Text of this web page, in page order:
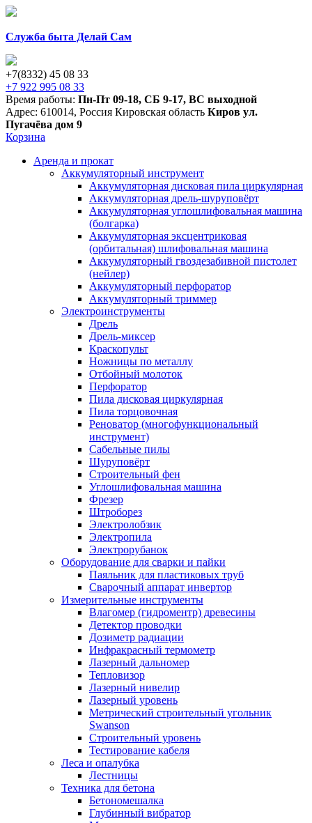
Служба быта Делай Сам
+7(8332) 45 08 33
+7 922 995 08 33
Время работы: Пн-Пт 09-18, СБ 9-17, ВС выходной
Адрес: 610014, Россия Кировская область Киров ул.
Пугачёва дом 9
Корзина
Аренда и прокат
Аккумуляторный инструмент
Аккумуляторная дисковая пила циркулярная
Аккумуляторная дрель-шуруповёрт
Аккумуляторная углошлифовальная машина
(болгарка)
Аккумуляторная эксцентриковая
(орбитальная) шлифовальная машина
Аккумуляторный гвоздезабивной пистолет
(нейлер)
Аккумуляторный перфоратор
Аккумуляторный триммер
Электроинструменты
Дрель
Дрель-миксер
Краскопульт
Ножницы по металлу
Отбойный молоток
Перфоратор
Пила дисковая циркулярная
Пила торцовочная
Реноватор (многофункциональный
инструмент)
Сабельные пилы
Шуруповёрт
Строительный фен
Углошлифовальная машина
Фрезер
Штроборез
Электролобзик
Электропила
Электрорубанок
Оборудование для сварки и пайки
Паяльник для пластиковых труб
Сварочный аппарат инвертор
Измерительные инструменты
Влагомер (гидроментр) древесины
Детектор проводки
Дозиметр радиации
Инфракрасный термометр
Лазерный дальномер
Тепловизор
Лазерный нивелир
Лазерный уровень
Метрический строительный угольник
Swanson
Строительный уровень
Тестирование кабеля
Леса и опалубка
Лестницы
Техника для бетона
Бетономешалка
Глубинный вибратор